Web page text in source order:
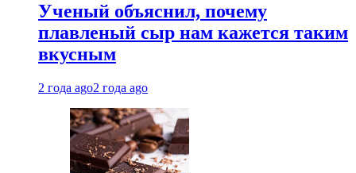
Ученый объяснил, почему
плавленый сыр нам кажется таким
вкусным
2 года ago2 года ago